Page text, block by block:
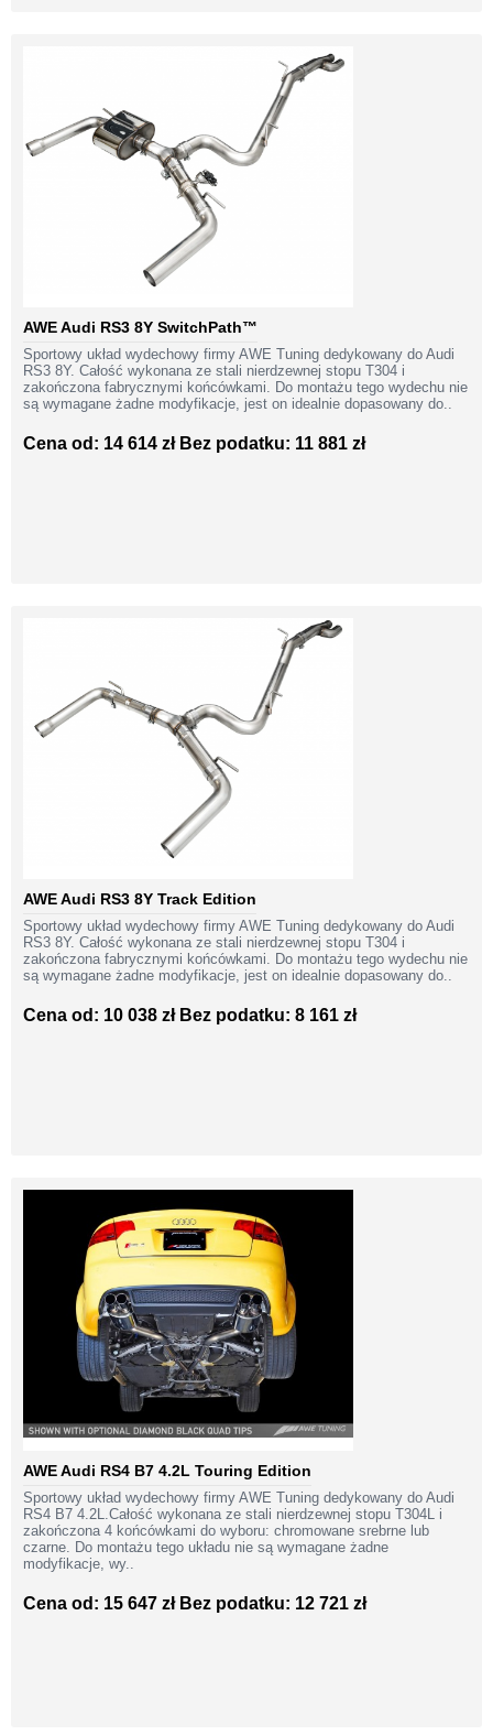
AWE Audi RS3 8Y SwitchPath™
Sportowy układ wydechowy firmy AWE Tuning dedykowany do Audi
RS3 8Y. Całość wykonana ze stali nierdzewnej stopu T304 i
zakończona fabrycznymi końcówkami. Do montażu tego wydechu nie
są wymagane żadne modyfikacje, jest on idealnie dopasowany do..
Cena od: 14 614 zł Bez podatku: 11 881 zł
AWE Audi RS3 8Y Track Edition
Sportowy układ wydechowy firmy AWE Tuning dedykowany do Audi
RS3 8Y. Całość wykonana ze stali nierdzewnej stopu T304 i
zakończona fabrycznymi końcówkami. Do montażu tego wydechu nie
są wymagane żadne modyfikacje, jest on idealnie dopasowany do..
Cena od: 10 038 zł Bez podatku: 8 161 zł
AWE Audi RS4 B7 4.2L Touring Edition
Sportowy układ wydechowy firmy AWE Tuning dedykowany do Audi
RS4 B7 4.2L.Całość wykonana ze stali nierdzewnej stopu T304L i
zakończona 4 końcówkami do wyboru: chromowane srebrne lub
czarne. Do montażu tego układu nie są wymagane żadne
modyfikacje, wy..
Cena od: 15 647 zł Bez podatku: 12 721 zł